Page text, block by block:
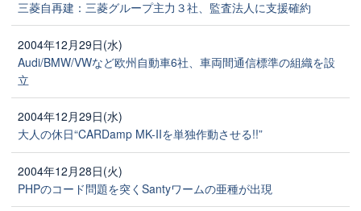
三菱自再建：三菱グループ主力３社、監査法人に支援確約
2004年12月29日(水)
Audi/BMW/VWなど欧州自動車6社、車両間通信標準の組織を設
立
2004年12月29日(水)
大人の休日“CARDamp MK-IIを単独作動させる!!”
2004年12月28日(火)
PHPのコード問題を突くSantyワームの亜種が出現